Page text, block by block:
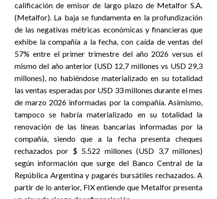
calificación de emisor de largo plazo de Metalfor S.A.
(Metalfor). La baja se fundamenta en la profundización
de las negativas métricas económicas y financieras que
exhibe la compañía a la fecha, con caída de ventas del
57% entre el primer trimestre del año 2026 versus el
mismo del año anterior (USD 12,7 millones vs USD 29,3
millones), no habiéndose materializado en su totalidad
las ventas esperadas por USD 33 millones durante el mes
de marzo 2026 informadas por la compañía. Asimismo,
tampoco se habría materializado en su totalidad la
renovación de las líneas bancarias informadas por la
compañía, siendo que a la fecha presenta cheques
rechazados por $ 5.522 millones (USD 3,7 millones)
según información que surge del Banco Central de la
República Argentina y pagarés bursátiles rechazados. A
partir de lo anterior, FIX entiende que Metalfor presenta